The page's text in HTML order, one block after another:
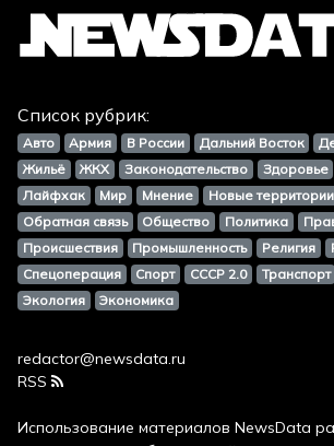
Список рубрик:
Авто Армия В России Дальний Восток
Жильё
ЖКХ Законодательство Здоровье
Лайфхак
Мир Мнение Новые территории
Обратная связь
Общество Политика
Происшествия
Промышленность Религия
Спецоперация
Спорт СССР 2.0 Транспорт
Экология
Экономика
redactor@newsdata.ru
RSS
Использование материалов NewsData